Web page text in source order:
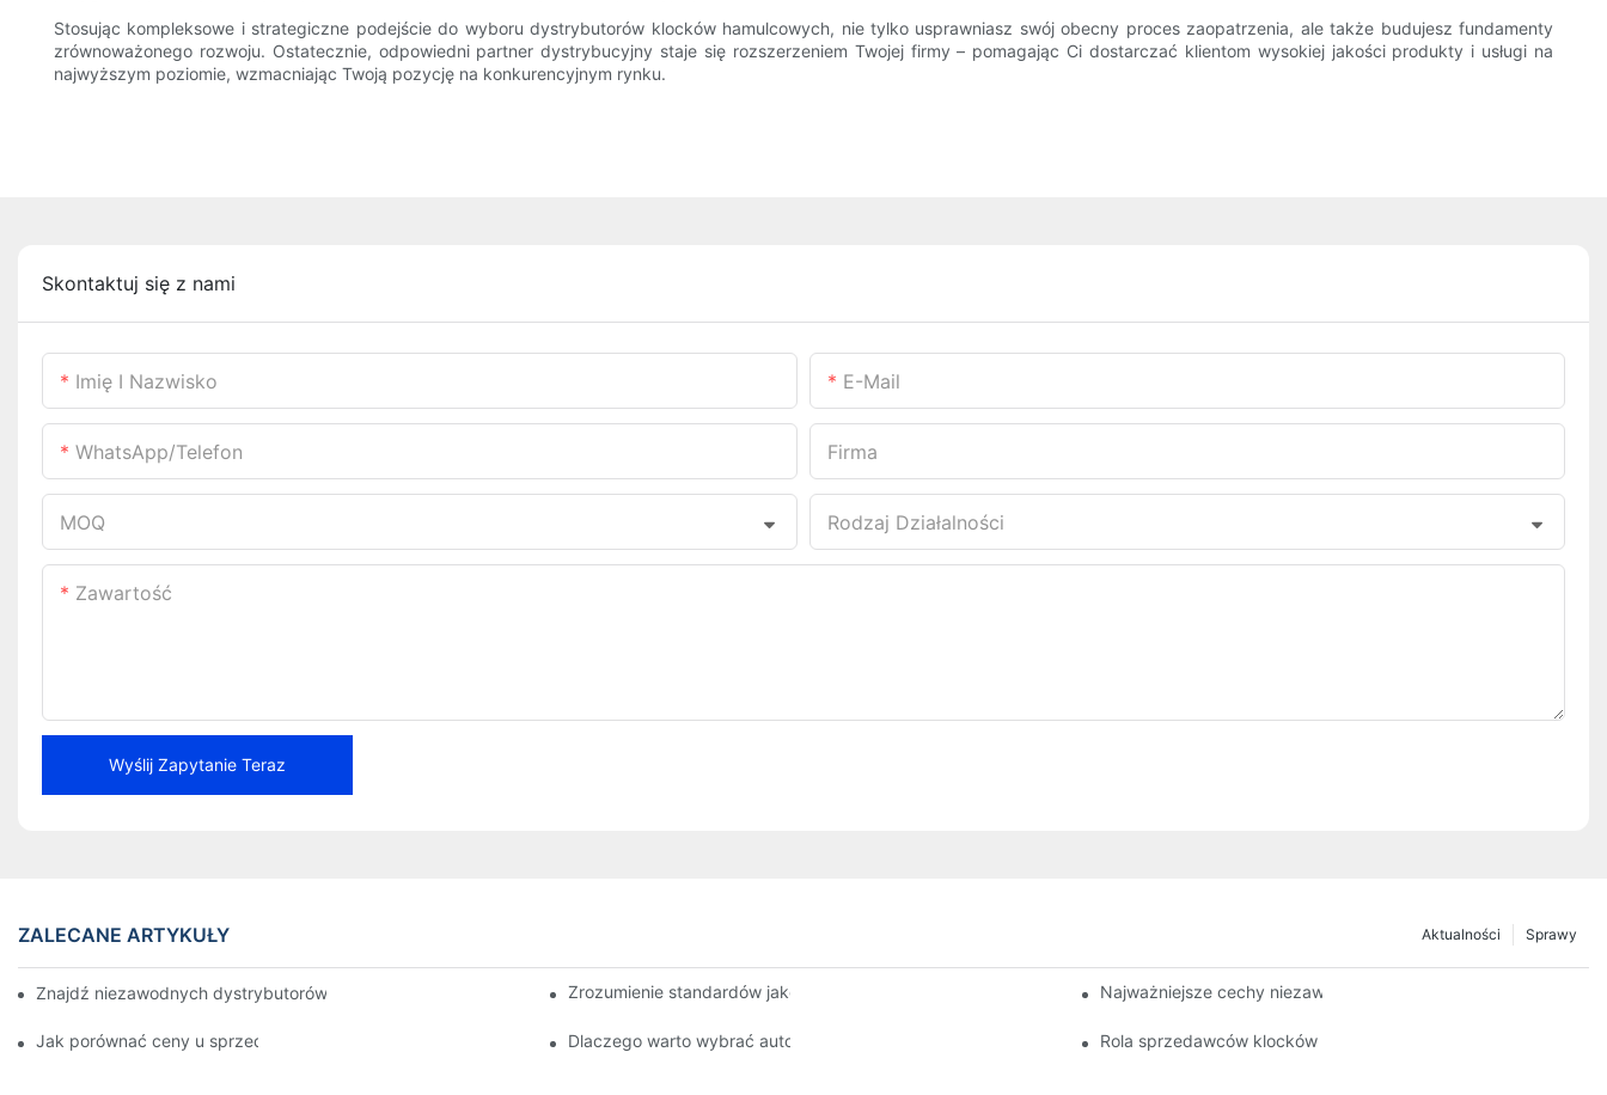
Stosując kompleksowe i strategiczne podejście do wyboru dystrybutorów klocków hamulcowych, nie tylko usprawniasz swój obecny proces zaopatrzenia, ale także budujesz fundamenty
zrównoważonego rozwoju. Ostatecznie, odpowiedni partner dystrybucyjny staje się rozszerzeniem Twojej firmy – pomagając Ci dostarczać klientom wysokiej jakości produkty i usługi na
najwyższym poziomie, wzmacniając Twoją pozycję na konkurencyjnym rynku.
Skontaktuj się z nami
Imię I Nazwisko E-Mail
WhatsApp/telefon Firma
MOQ Rodzaj Działalności
Zawartość
Wyślij Zapytanie Teraz
ZALECANE ARTYKUŁY Sprawy
Aktualności
Znajdź niezawodnych dystrybutorów klocków hamulcowych dla swojej firmyZrozumienie standardów jakości wśród producentów klocków hamulcowychNajważniejsze cechy niezawodnego sprzedawcy klocków
Jak porównać ceny u sprzedawców klocków hamulcowych Dlaczego warto wybrać autoryzowanego sprzedawcę klocków hamulcowychRola sprzedawców klocków hamulcowych w konserwacji